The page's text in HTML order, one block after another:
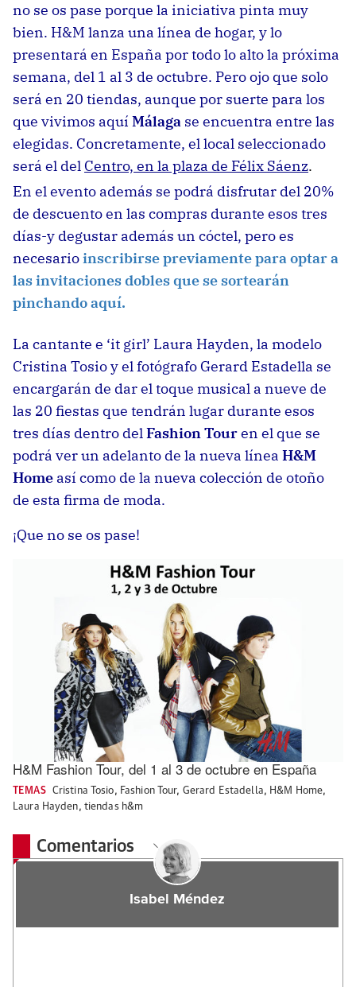
no se os pase porque la iniciativa pinta muy
bien. H&M lanza una línea de hogar, y lo
presentará en España por todo lo alto la próxima
semana, del 1 al 3 de octubre. Pero ojo que solo
será en 20 tiendas, aunque por suerte para los
que vivimos aquí Málaga se encuentra entre las
elegidas. Concretamente, el local seleccionado
será el del Centro, en la plaza de Félix Sáenz.
En el evento además se podrá disfrutar del 20%
de descuento en las compras durante esos tres
días-y degustar además un cóctel, pero es
necesarioinscribirse previamente para optar a
las invitaciones dobles que se sortearán
pinchando aquí.
La cantante e ‘it girl’ Laura Hayden, la modelo
Cristina Tosio y el fotógrafo Gerard Estadella se
encargarán de dar el toque musical a nueve de
las 20 fiestas que tendrán lugar durante esos
tres días dentro delFashion Touren el que se
podrá ver un adelanto de la nueva línea H&M
Home así como de la nueva colección de otoño
de esta firma de moda.
¡Que no se os pase!
H&M Fashion Tour, del 1 al 3 de octubre en España
TEMAS Cristina Tosio, Fashion Tour, Gerard Estadella, H&M Home,
Laura Hayden, tiendas h&m
Comentarios
Isabel Méndez